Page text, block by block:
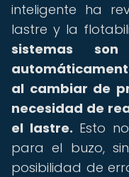
inteligente ha
lastre y la
sistemas
al cambiar de
necesidad de
el lastre. Esto
para el buzo,
posibilidad de